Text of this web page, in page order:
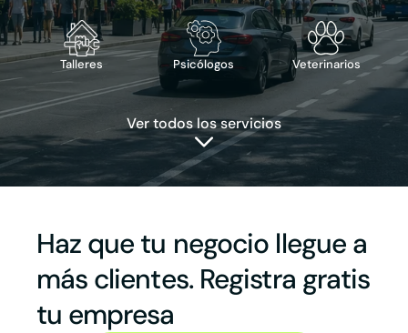
Talleres Psicólogos Veterinarios
Ver todos los servicios
Haz que tu negocio llegue a
más clientes. Registra gratis
tu empresa